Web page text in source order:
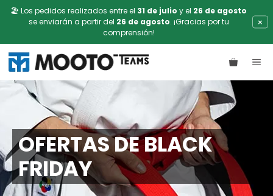
🏖️ Los pedidos realizados entre el 31 de julio y el 26 de agosto
se enviarán a partir del 26 de agosto. ¡Gracias por tu
comprensión!
×
Saltar
contenido
OFERTAS DE BLACK
FRIDAY